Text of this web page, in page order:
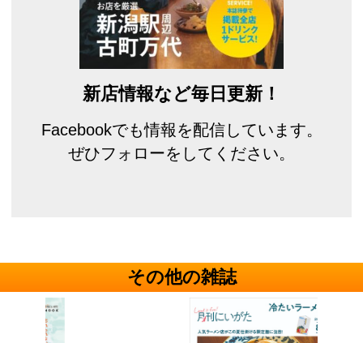
新店情報など毎日更新！
Facebookでも情報を配信しています。
ぜひフォローをしてください。
その他の雑誌